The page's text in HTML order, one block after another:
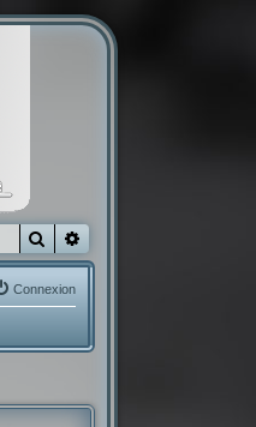
Rechercher
Connexion